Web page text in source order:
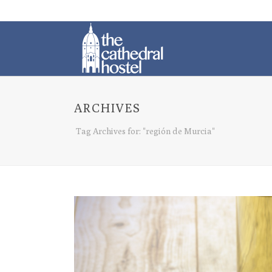
ARCHIVES
Tag Archives for: "región de Murcia"